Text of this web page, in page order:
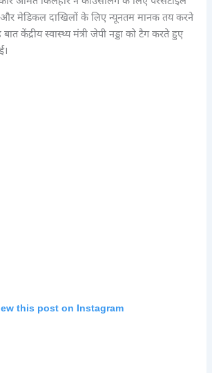
और मेडिकल दाखिलों के लिए न्यूनतम मानक तय करने
केंद्रीय स्वास्थ्य मंत्री जेपी नड्डा को टैग करते हुए
this post on Instagram